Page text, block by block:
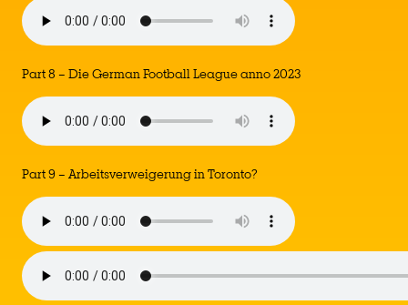
Part 8 – Die German Football League anno 2023
Part 9 – Arbeitsverweigerung in Toronto?